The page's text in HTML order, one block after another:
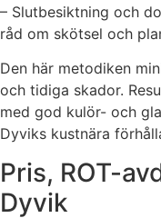
– Slutbesiktning och
råd om skötsel och
Den här metodiken
och tidiga skador.
med god kulör- och
Dyviks kustnära
Pris, ROT-
Dyvik